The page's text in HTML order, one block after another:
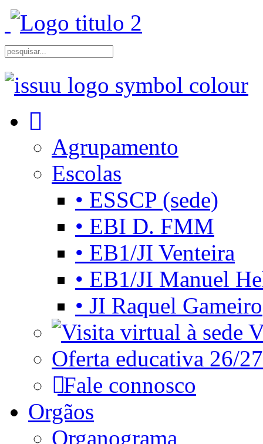
Agrupamento
Escolas
• ESSCP (sede)
• EBI D. FMM
• EB1/JI Venteira
• EB1/JI Manuel
• JI Raquel Gameiro
Oferta educativa 26/27
Fale connosco
Orgãos
Organograma